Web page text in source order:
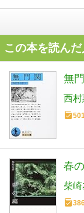
この本を読ん
無
西
501
春
柴